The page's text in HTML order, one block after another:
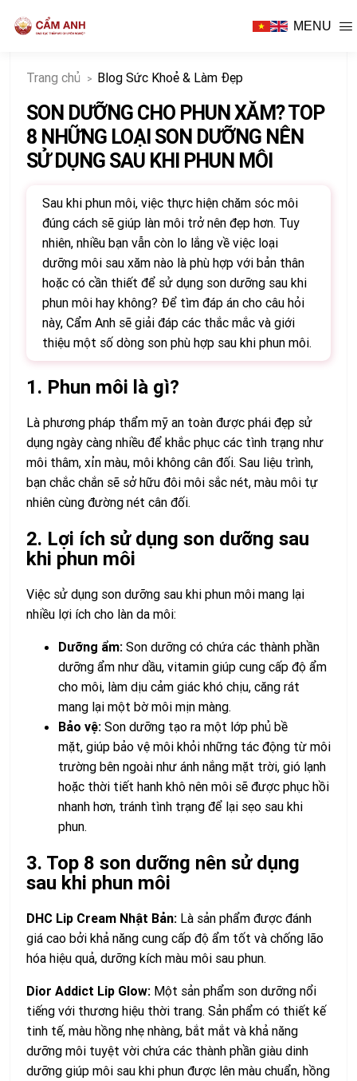
MENU
Trang chủ Blog Sức Khoẻ & Làm Đẹp
SON DƯỠNG CHO PHUN XĂM? TOP
8 NHỮNG LOẠI SON DƯỠNG NÊN
SỬ DỤNG SAU KHI PHUN MÔI
Sau khi phun môi, việc thực hiện chăm sóc môi
đúng cách sẽ giúp làn môi trở nên đẹp hơn. Tuy
nhiên, nhiều bạn vẫn còn lo lắng về việc loại
dưỡng môi sau xăm nào là phù hợp với bản thân
hoặc có cần thiết để sử dụng son dưỡng sau khi
phun môi hay không? Để tìm đáp án cho câu hỏi
này, Cẩm Anh sẽ giải đáp các thắc mắc và giới
thiệu một số dòng son phù hợp sau khi phun môi.
1. Phun môi là gì?
Là phương pháp thẩm mỹ an toàn được phái đẹp sử
dụng ngày càng nhiều để khắc phục các tình trạng như
môi thâm, xỉn màu, môi không cân đối. Sau liệu trình,
bạn chắc chắn sẽ sở hữu đôi môi sắc nét, màu môi tự
nhiên cùng đường nét cân đối.
2. Lợi ích sử dụng son dưỡng sau
khi phun môi
Việc sử dụng son dưỡng sau khi phun môi mang lại
nhiều lợi ích cho làn da môi:
Dưỡng ẩm: Son dưỡng có chứa các thành phần
dưỡng ẩm như dầu, vitamin giúp cung cấp độ ẩm
cho môi, làm dịu cảm giác khó chịu, căng rát
mang lại một bờ môi mịn màng.
Bảo vệ: Son dưỡng tạo ra một lớp phủ bề
mặt, giúp bảo vệ môi khỏi những tác động từ môi
trường bên ngoài như ánh nắng mặt trời, gió lạnh
hoặc thời tiết hanh khô nên môi sẽ được phục hồi
nhanh hơn, tránh tình trạng để lại sẹo sau khi
phun.
3. Top 8 son dưỡng nên sử dụng
sau khi phun môi
DHC Lip Cream Nhật Bản: Là sản phẩm được đánh
giá cao bởi khả năng cung cấp độ ẩm tốt và chống lão
hóa hiệu quả, dưỡng kích màu môi sau phun.
Dior Addict Lip Glow: Một sản phẩm son dưỡng nổi
tiếng với thương hiệu thời trang. Sản phẩm có thiết kế
tinh tế, màu hồng nhẹ nhàng, bắt mắt và khả năng
dưỡng môi tuyệt vời chứa các thành phần giàu dinh
dưỡng giúp môi sau khi phun được lên màu chuẩn, hồng